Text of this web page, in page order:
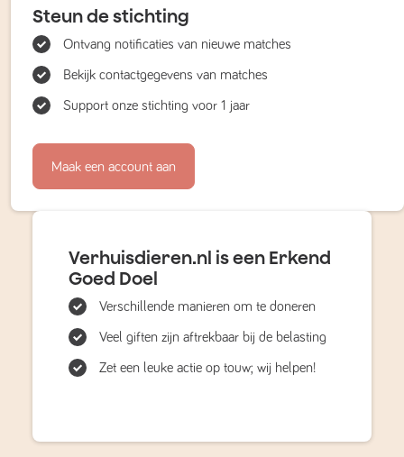
Steun de stichting
Ontvang notificaties van nieuwe matches
Bekijk contactgegevens van matches
Support onze stichting voor 1 jaar
Maak een account aan
Verhuisdieren.nl is een Erkend
Goed Doel
Verschillende manieren om te doneren
Veel giften zijn aftrekbaar bij de belasting
Zet een leuke actie op touw; wij helpen!